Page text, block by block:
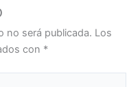
no será publicada. Los
con *